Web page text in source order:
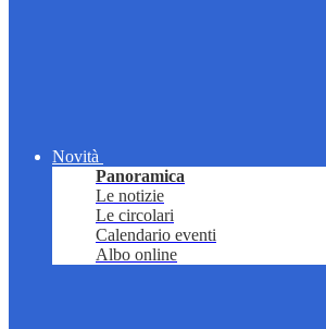
Novità
Panoramica
Le notizie
Le circolari
Calendario eventi
Albo online